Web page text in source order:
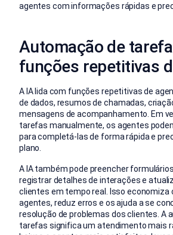
agentes com informações rápidas e
Automação de
funções repetitivas
A IA lida com funções repetitivas de
de dados, resumos de chamadas,
mensagens de acompanhamento. Em
tarefas manualmente, os agentes
para completá-las de forma rápida e
plano.
A IA também pode preencher
registrar detalhes de interações e
clientes em tempo real. Isso economiza
agentes, reduz erros e os ajuda a se
resolução de problemas dos clientes. A
tarefas significa um atendimento mais